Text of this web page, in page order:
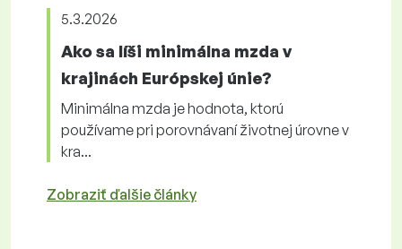
5.3.2026
Ako sa líši minimálna mzda v
krajinách Európskej únie?
Minimálna mzda je hodnota, ktorú
používame pri porovnávaní životnej úrovne v
kra...
Zobraziť ďalšie články